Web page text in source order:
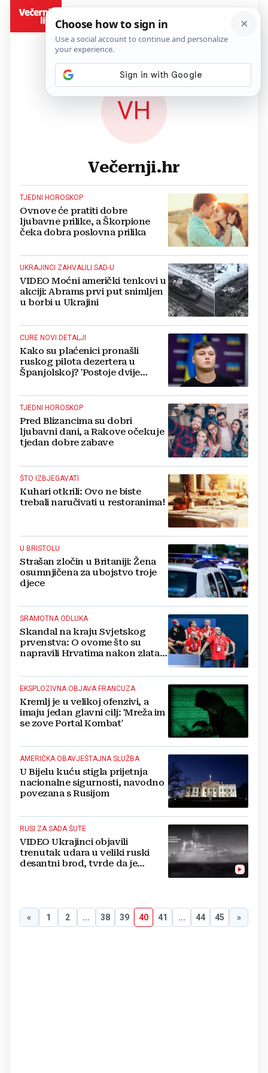
VH
Večernji.hr
TJEDNI HOROSKOP
Ovnove će pratiti dobre
ljubavne prilike, a Škorpione
čeka dobra poslovna prilika
UKRAJINCI ZAHVALILI SAD-U
VIDEO Moćni američki tenkovi u
akciji: Abrams prvi put snimljen
u borbi u Ukrajini
CURE NOVI DETALJI
Kako su plaćenici pronašli
ruskog pilota dezertera u
Španjolskoj? 'Postoje dvije
TJEDNI HOROSKOP
Pred Blizancima su dobri
ljubavni dani, a Rakove očekuje
tjedan dobre zabave
ŠTO IZBJEGAVATI
Kuhari otkrili: Ovo ne biste
trebali naručivati u restoranima!
U BRISTOLU
Strašan zločin u Britaniji: Žena
osumnjičena za ubojstvo troje
djece
SRAMOTNA ODLUKA
Skandal na kraju Svjetskog
prvenstva: O ovome što su
napravili Hrvatima nakon zlata
EKSPLOZIVNA OBJAVA FRANCUZA
Kremlj je u velikoj ofenzivi, a
imaju jedan glavni cilj: 'Mreža im
se zove Portal Kombat'
AMERIČKA OBAVJEŠTAJNA SLUŽBA
U Bijelu kuću stigla prijetnja
nacionalne sigurnosti, navodno
povezana s Rusijom
RUSI ZA SADA ŠUTE
VIDEO Ukrajinci objavili
trenutak udara u veliki ruski
desantni brod, tvrde da je
« 1 2 ... 38 39 40 41 ... 44 45 »